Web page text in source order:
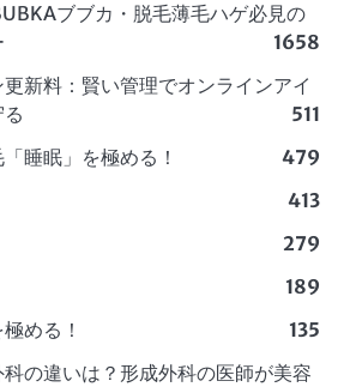
ブブカ・脱毛薄毛ハゲ必見の
1658
新料：賢い管理でオンラインアイ
511
睡眠」を極める！
479
413
279
189
める！
135
の違いは？形成外科の医師が美容